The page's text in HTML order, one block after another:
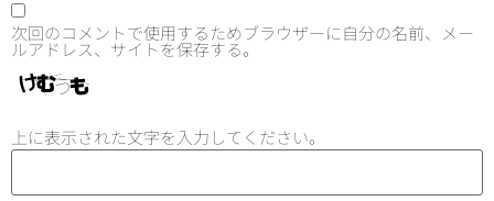
次回のコメントで使用するためブラウザーに自分の名前、メー
ルアドレス、サイトを保存する。
上に表示された文字を入力してください。